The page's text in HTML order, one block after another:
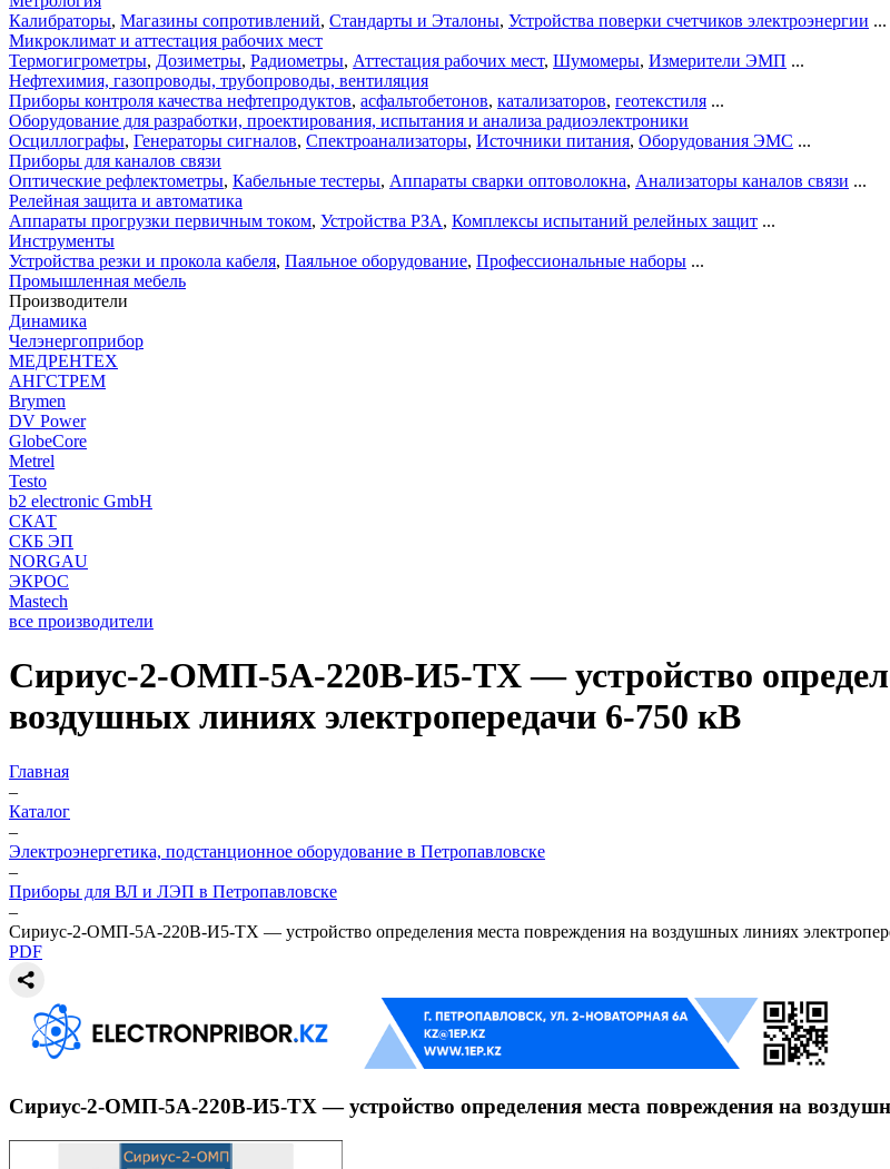
Калибраторы, Магазины сопротивлений, Стандарты и Эталоны, Устройства поверки счетчиков электроэнергии ...
Микроклимат и аттестация рабочих мест
Термогигрометры, Дозиметры, Радиометры, Аттестация рабочих мест, Шумомеры, Измерители ЭМП ...
Нефтехимия, газопроводы, трубопроводы, вентиляция
Приборы контроля качества нефтепродуктов, асфальтобетонов, катализаторов, геотекстиля ...
Оборудование для разработки, проектирования, испытания и анализа радиоэлектроники
Осциллографы, Генераторы сигналов, Спектроанализаторы, Источники питания, Оборудования ЭМС ...
Приборы для каналов связи
Оптические рефлектометры, Кабельные тестеры, Аппараты сварки оптоволокна, Анализаторы каналов связи ...
Релейная защита и автоматика
Аппараты прогрузки первичным током, Устройства РЗА, Комплексы испытаний релейных защит ...
Инструменты
Устройства резки и прокола кабеля, Паяльное оборудование, Профессиональные наборы ...
Промышленная мебель
Производители
Динамика
Челэнергоприбор
МЕДРЕНТЕХ
АНГСТРЕМ
Brymen
DV Power
GlobeCore
Metrel
Testo
b2 electronic GmbH
СКАТ
СКБ ЭП
NORGAU
ЭКРОС
Mastech
все производители
Сириус-2-ОМП-5А-220В-И5-TX — устройство
воздушных линиях электропередачи 6-750 кВ
Главная
–
Каталог
–
Электроэнергетика, подстанционное оборудование в Петропавловске
–
Приборы для ВЛ и ЛЭП в Петропавловске
–
Сириус-2-ОМП-5А-220В-И5-TX — устройство определения места повреждения на воздушных линиях
PDF
Сириус-2-ОМП-5А-220В-И5-TX — устройство определения места повреждения на